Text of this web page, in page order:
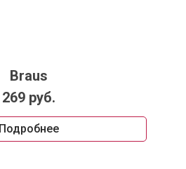
Braus
269 руб.
Подробнее